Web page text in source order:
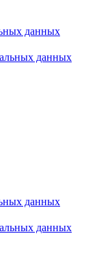
данных
данных
данных
данных